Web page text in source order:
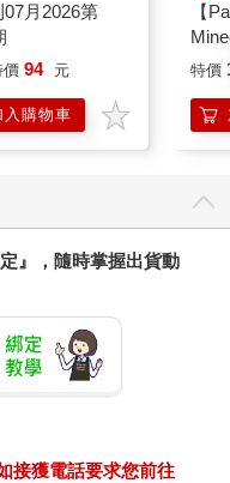
品與眾不同的特色或是魅
子產品的使用介面就可以
強調使用者最常用的功能
單中；而就實體的產品來
月2026第
價 94 元
入購物車
【
特價
』，隨時掌握出貨動
接獲電話要求您前往